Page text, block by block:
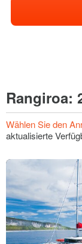
Rangiroa:
Wählen Sie den
aktualisierte